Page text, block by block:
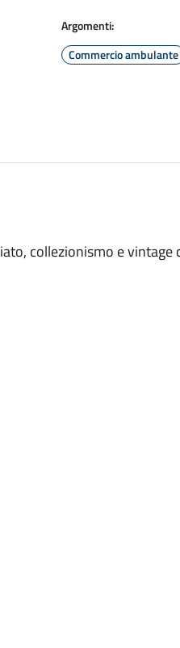
Argomenti:
Commercio ambulante
collezionismo e vintage